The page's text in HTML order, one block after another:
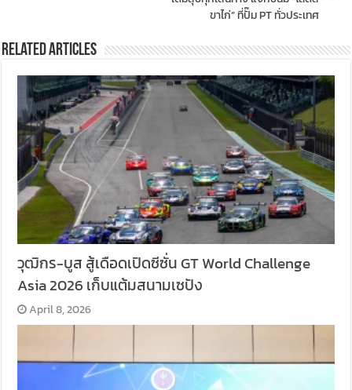
ขาไก่” ที่ปั๊ม PT ทั่วประเทศ
Related Articles
วุฒิกร-บูส สู้เดือดเปิดซีซั่น GT World Challenge
Asia 2026 เก็บแต้มสนามเซปัง
April 8, 2026